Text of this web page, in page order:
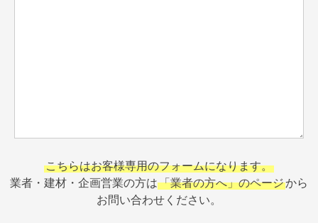
こちらはお客様専用のフォームになります。
業者・建材・企画営業の方は「業者の方へ」のページから
お問い合わせください。